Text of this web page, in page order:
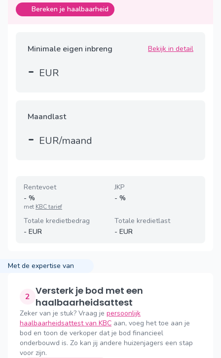
Bereken je haalbaarheid
Minimale eigen inbreng Bekijk in detail
- EUR
Maandlast
- EUR/maand
Rentevoet
- %
met KBC tarief
JKP
- %
Totale kredietbedrag
- EUR
Totale kredietlast
- EUR
Met de expertise van
2 Versterk je bod met een
haalbaarheidsattest
Zeker van je stuk? Vraag je persoonlijk
haalbaarheidsattest van KBC aan, voeg het toe aan je
bod en toon de verkoper dat je bod financieel
onderbouwd is. Zo kan jij andere huizenjagers een stap
voor zijn.